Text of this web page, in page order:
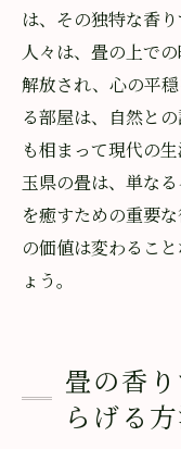
は、その独特な香
人々は、畳の上で
解放され、心の平
る部屋は、自然と
も相まって現代の
玉県の畳は、単な
を癒すための重要
の価値は変わるこ
ょう。
畳の香
らげる